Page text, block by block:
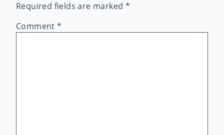
Required fields are marked *
Comment*